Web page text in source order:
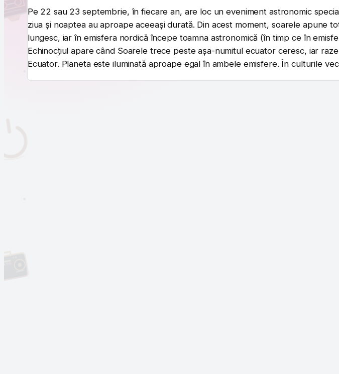
Pe 22 sau 23 septembrie, în fiecare an, are loc un eveniment astronomic
ziua și noaptea au aproape aceeași durată. Din acest moment, soarele apune
lungesc, iar în emisfera nordică începe toamna astronomică (în timp ce în
Echinocțiul apare când Soarele trece peste așa-numitul ecuator ceresc, iar
Ecuator. Planeta este iluminată aproape egal în ambele emisfere. În culturile